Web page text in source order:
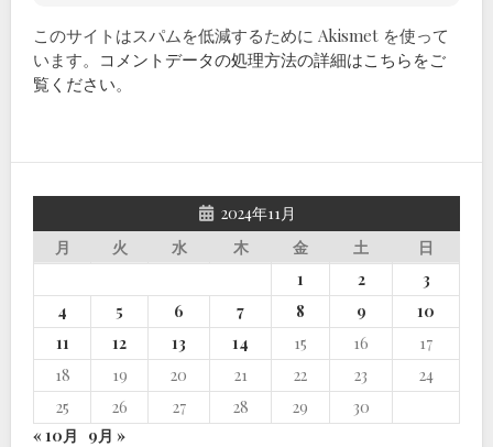
このサイトはスパムを低減するために Akismet を使って
います。 コメントデータの処理方法の詳細はこちらをご
覧ください。
2024年11月
月
火 水 木 金 土
日
1
2
3
4
5 6 7 8 9
10
11
12 13 14 15 16
17
18
19 20 21 22 23
24
25
26 27 28 29
30
« 10月
9月 »